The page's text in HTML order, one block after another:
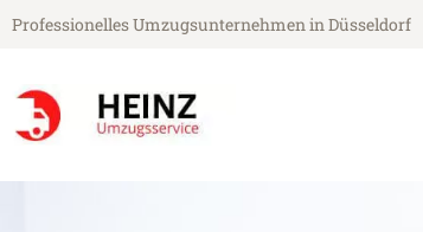
Professionelles Umzugsunternehmen in Düsseldorf